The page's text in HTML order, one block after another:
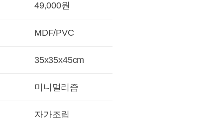
49,000원
MDF/PVC
35x35x45cm
미니멀리즘
자가조립